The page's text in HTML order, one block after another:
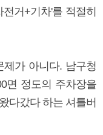
거+기차'를 적절히
가 아니다. 남구청
면 정도의 주차장을
다갔다 하는 셔틀버